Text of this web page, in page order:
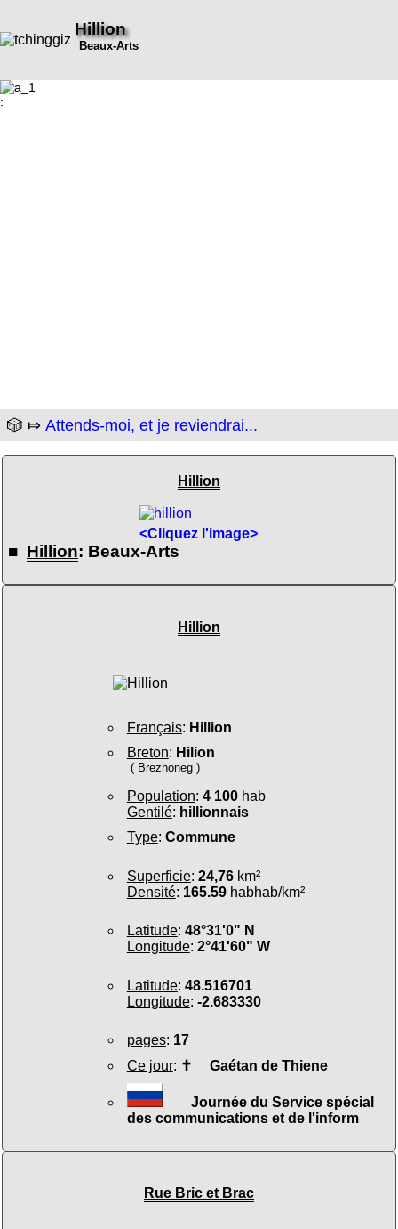
Hillion
Beaux-Arts
:
🎲 ⤇ Attends-moi, et je reviendrai...
Hillion
<Cliquez l'image>
■ Hillion: Beaux-Arts
Hillion
Français: Hillion
Breton: Hilion
( Brezhoneg )
Population: 4 100hab
Gentilé: hillionnais
Type: Commune
Superficie: 24,76km²
Densité: 165.59habhab/km²
Latitude: 48°31'0" N
Longitude: 2°41'60" W
Latitude: 48.516701
Longitude: -2.683330
pages: 17
Ce jour: ✝ Gaétan de Thiene
Journée du Service spécial
des communications et de l'inform
Rue Bric et Brac